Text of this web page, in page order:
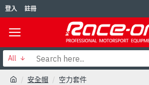
登入 註冊
All
安全帽 空力套件